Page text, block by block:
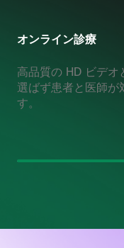
オンライン診療
高品質の HD ビデオ
選ばず患者と医師が
す。